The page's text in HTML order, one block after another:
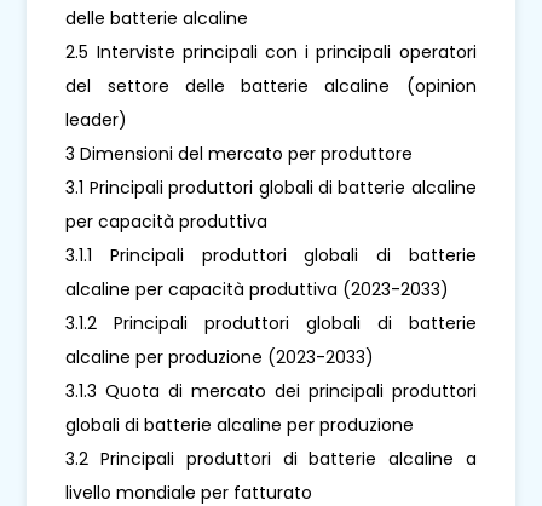
delle batterie alcaline
2.5 Interviste principali con i principali operatori
del settore delle batterie alcaline (opinion
leader)
3 Dimensioni del mercato per produttore
3.1 Principali produttori globali di batterie alcaline
per capacità produttiva
3.1.1 Principali produttori globali di batterie
alcaline per capacità produttiva (2023-2033)
3.1.2 Principali produttori globali di batterie
alcaline per produzione (2023-2033)
3.1.3 Quota di mercato dei principali produttori
globali di batterie alcaline per produzione
3.2 Principali produttori di batterie alcaline a
livello mondiale per fatturato